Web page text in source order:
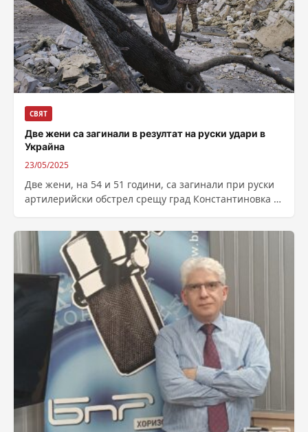
СВЯТ
Две жени са загинали в резултат на руски удари в
Украйна
23/05/2025
Две жени, на 54 и 51 години, са загинали при руски
артилерийски обстрел срещу град Константиновка и